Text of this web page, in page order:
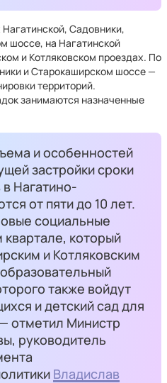
Садовники,
шоссе, на Нагатинской
и Котляковском проездах. По
и Старокаширском шоссе —
территорий.
занимаются назначенные
и особенностей
застройки сроки
Нагатино-
от пяти до 10 лет.
социальные
который
и Котляковским
также войдут
и детский сад для
отметил Министр
руководитель
Владислав